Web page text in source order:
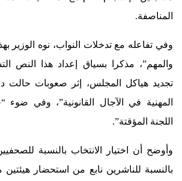
المناصفة.
وفي تفاعله مع تدخلات النواب، نوه الوزير
والمهم”، مذكرا بسياق إعداد هذا النص
تجديد هياكل المجلس، إثر صعوبات حالت
المهنية في الآجال القانونية”، وفي
اللجنة المؤقتة”.
وأوضح أن اختيار الانتخاب بالنسبة
بالنسبة للناشرين نابع من استحضار هيئتين